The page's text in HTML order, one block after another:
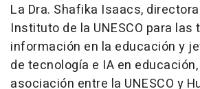
La Dra. Shafika Isaacs,
Instituto de la UNESCO para
información en la educación y
de tecnología e IA en
asociación entre la UNESCO y